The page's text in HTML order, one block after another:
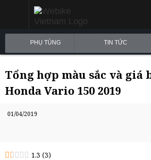
PHỤ TÙNG TIN TỨC
Tổng hợp màu sắc và giá
Honda Vario 150 2019
01/04/2019
1.3 (3)